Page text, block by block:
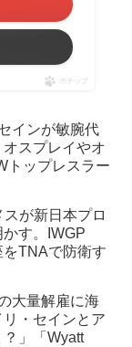
ポチップ
インが敏腕代
スプレイやオ
トップレスラー
スが新日本プロ
す。IWGP
TNAで防衛す
大量解雇に海
・セインとア
」「Wyatt